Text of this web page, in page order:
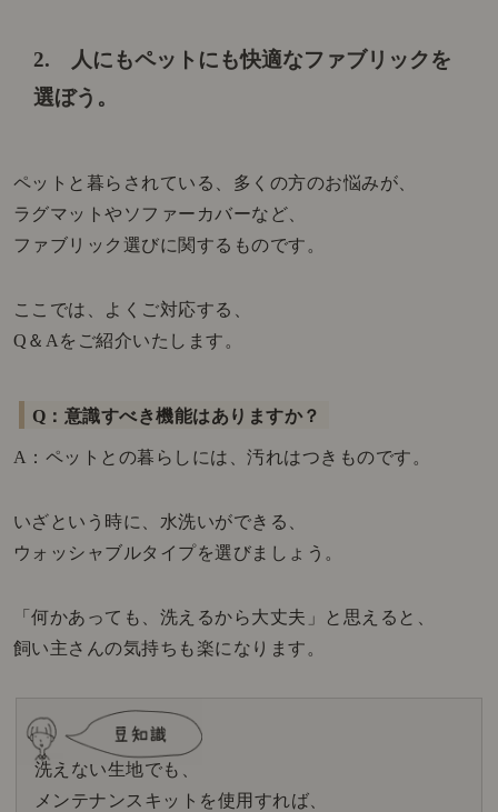
2. 人にもペットにも快適なファブリックを
選ぼう。
ペットと暮らされている、多くの方のお悩みが、
ラグマットやソファーカバーなど、
ファブリック選びに関するものです。
ここでは、よくご対応する、
Q＆Aをご紹介いたします。
Q：意識すべき機能はありますか？
A：ペットとの暮らしには、汚れはつきものです。
いざという時に、水洗いができる、
ウォッシャブルタイプを選びましょう。
「何かあっても、洗えるから大丈夫」と思えると、
飼い主さんの気持ちも楽になります。
洗えない生地でも、
メンテナンスキットを使用すれば、